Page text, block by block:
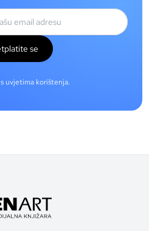
se
uvjetima korištenja.